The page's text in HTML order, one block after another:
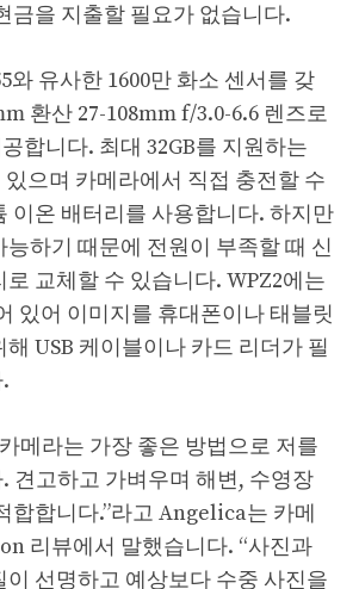
금을 지출할 필요가 없습니다.
와 유사한 1600만 화소 센서를 갖
환산 27-108mm f/3.0-6.6 렌즈로
합니다. 최대 32GB를 지원하는
으며 카메라에서 직접 충전할 수
이온 배터리를 사용합니다. 하지만
하기 때문에 전원이 부족할 때 신
교체할 수 있습니다. WPZ2에는
있어 이미지를 휴대폰이나 태블릿
USB 케이블이나 카드 리더가 필
메라는 가장 좋은 방법으로 저를
견고하고 가벼우며 해변, 수영장
합합니다.”라고 Angelica는 카메
리뷰에서 말했습니다. “사진과
이 선명하고 예상보다 수중 사진을